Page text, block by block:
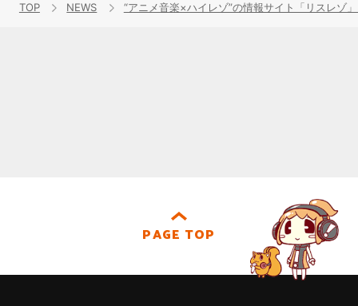
TOP NEWS “アニメ音楽×ハイレゾ”の情報サイト「リスレゾ
PAGE TOP